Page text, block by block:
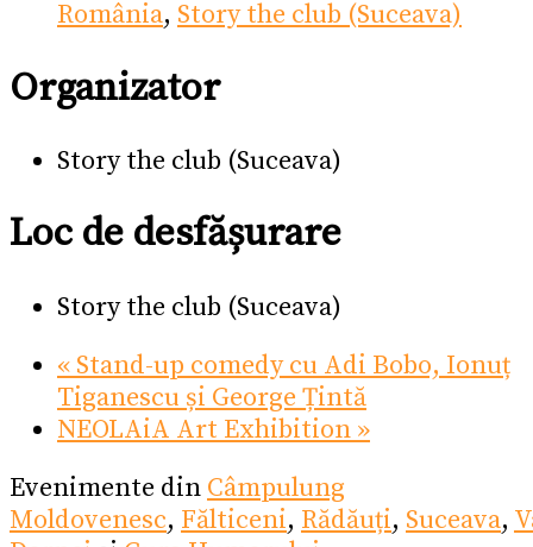
România, Story the club (Suceava)
Organizator
Story the club (Suceava)
Loc de desfășurare
Story the club (Suceava)
« Stand-up comedy cu Adi Bobo, Ionuț
Tiganescu și George Țintă
NEOLAiA Art Exhibition »
Evenimente din Câmpulung
Moldovenesc, Fălticeni, Rădăuți, Suceava,